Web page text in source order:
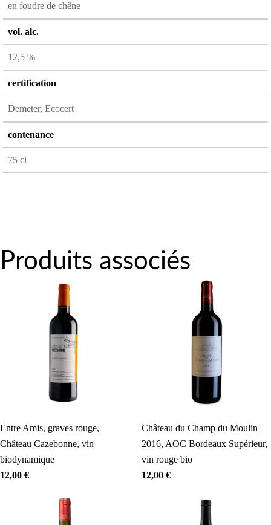
en foudre de chêne
vol. alc.
12,5 %
certification
Demeter, Ecocert
contenance
75 cl
Produits associés
Entre Amis, graves rouge,
Château Cazebonne, vin
biodynamique
12,00 €
Château du Champ du Moulin
2016, AOC Bordeaux Supérieur,
vin rouge bio
12,00 €